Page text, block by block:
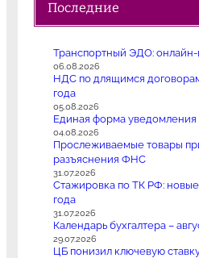
Последние
Транспортный ЭДО: онлайн-
06.08.2026
НДС по длящимся
года
05.08.2026
Единая форма уведомления
04.08.2026
Прослеживаемые товары
разъяснения ФНС
31.07.2026
Стажировка по ТК РФ: новые
года
31.07.2026
Календарь бухгалтера –
29.07.2026
ЦБ понизил ключевую